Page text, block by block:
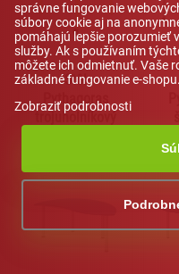
Stôl
Pythagoras
trojuholníkový
správne fungovanie
súbory cookie aj na
pomáhajú lepšie porozumieť
služby. Ak s používaním
môžete ich odmietnuť. Vaše
základné fungovanie e-shopu.
Zobraziť podrobnosti
Lexi
Asistent pre školský
vybavenie tried